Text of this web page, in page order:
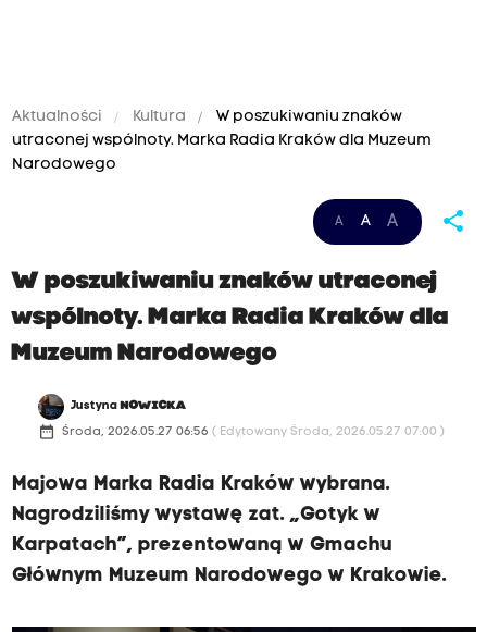
Aktualności Kultura
W poszukiwaniu znaków
utraconej wspólnoty. Marka Radia Kraków dla Muzeum
Narodowego
A A A share
W poszukiwaniu znaków utraconej
wspólnoty. Marka Radia Kraków dla
Muzeum Narodowego
Justyna NOWICKA
date_range Środa, 2026.05.27 06:56 ( Edytowany Środa, 2026.05.27 07:00 )
Majowa Marka Radia Kraków wybrana.
Nagrodziliśmy wystawę zat. „Gotyk w
Karpatach”, prezentowaną w Gmachu
Głównym Muzeum Narodowego w Krakowie.